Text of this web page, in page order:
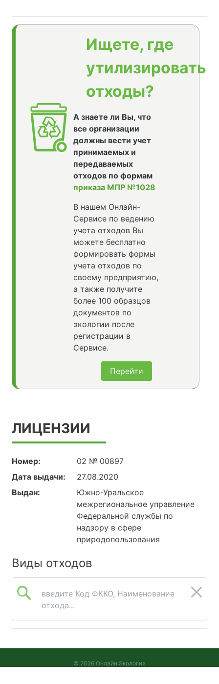
Ищете, где
утилизировать
отходы?
А знаете ли Вы, что
все организации
должны вести учет
принимаемых и
передаваемых
отходов по формам
приказа МПР №1028
В нашем Онлайн-
Сервисе по ведению
учета отходов Вы
можете бесплатно
формировать формы
учета отходов по
своему предприятию,
а также получите
более 100 образцов
документов по
экологии после
регистрации в
Сервисе.
Перейти
ЛИЦЕНЗИИ
Номер:
02 № 00897
Дата выдачи:
27.08.2020
Выдан:
Южно-Уральское
межрегиональное управление
Федеральной службы по
надзору в сфере
природопользования
Виды отходов
введите Код ФККО, Наименование
отхода...
© 2026 Онлайн Экология